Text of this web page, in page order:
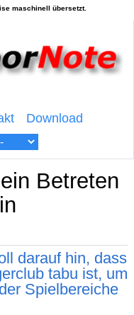
Download
Betreten
darauf hin, dass
tabu ist, um
Spielbereiche